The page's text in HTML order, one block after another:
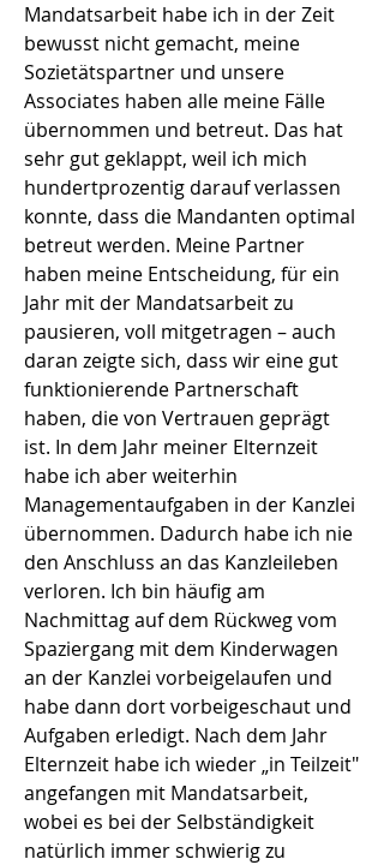
Mandatsarbeit habe ich in der Zeit
bewusst nicht gemacht, meine
Sozietätspartner und unsere
Associates haben alle meine Fälle
übernommen und betreut. Das hat
sehr gut geklappt, weil ich mich
hundertprozentig darauf verlassen
konnte, dass die Mandanten optimal
betreut werden. Meine Partner
haben meine Entscheidung, für ein
Jahr mit der Mandatsarbeit zu
pausieren, voll mitgetragen – auch
daran zeigte sich, dass wir eine gut
funktionierende Partnerschaft
haben, die von Vertrauen geprägt
ist. In dem Jahr meiner Elternzeit
habe ich aber weiterhin
Managementaufgaben in der Kanzlei
übernommen. Dadurch habe ich nie
den Anschluss an das Kanzleileben
verloren. Ich bin häufig am
Nachmittag auf dem Rückweg vom
Spaziergang mit dem Kinderwagen
an der Kanzlei vorbeigelaufen und
habe dann dort vorbeigeschaut und
Aufgaben erledigt. Nach dem Jahr
Elternzeit habe ich wieder „in Teilzeit"
angefangen mit Mandatsarbeit,
wobei es bei der Selbständigkeit
natürlich immer schwierig zu